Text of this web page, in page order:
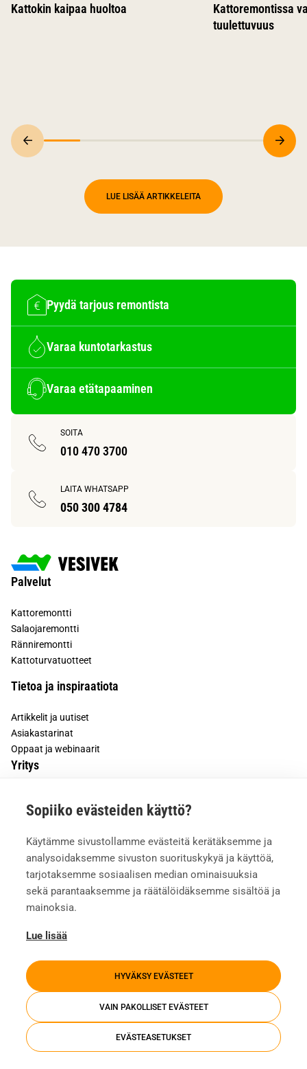
Sopiiko evästeiden käyttö?
Käytämme sivustollamme evästeitä kerätäksemme ja
analysoidaksemme sivuston suorituskykyä ja käyttöä,
tarjotaksemme sosiaalisen median ominaisuuksia
sekä parantaaksemme ja räätälöidäksemme sisältöä ja
mainoksia.
Lue lisää
HYVÄKSY EVÄSTEET
VAIN PAKOLLISET EVÄSTEET
EVÄSTEASETUKSET
Kattokin kaipaa huoltoa
Kattoremontissa
tuulettuvuus
LUE LISÄÄ ARTIKKELEITA
Pyydä tarjous remontista
Varaa kuntotarkastus
Varaa etätapaaminen
SOITA
010 470 3700
LAITA WHATSAPP
050 300 4784
Palvelut
Kattoremontti
Salaojaremontti
Ränniremontti
Kattoturvatuotteet
Tietoa ja inspiraatiota
Artikkelit ja uutiset
Asiakastarinat
Oppaat ja webinaarit
Yritys
Asiakkaiden kokemuksia
Yhteystiedot
Mediapankki